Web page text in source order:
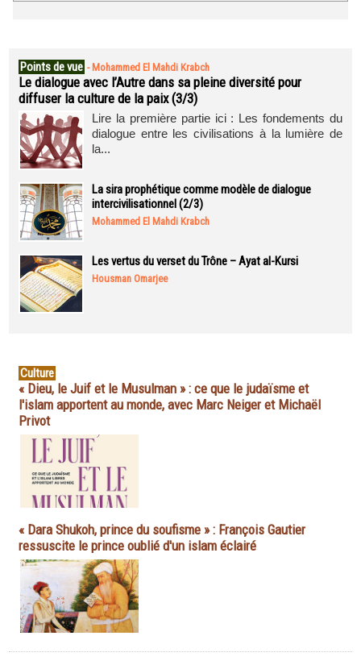
Points de vue - Mohammed El Mahdi Krabch
Le dialogue avec l’Autre dans sa pleine diversité pour
diffuser la culture de la paix (3/3)
Lire la première partie ici : Les fondements du
dialogue entre les civilisations à la lumière de
la...
La sira prophétique comme modèle de dialogue
intercivilisationnel (2/3)
Mohammed El Mahdi Krabch
Les vertus du verset du Trône – Ayat al-Kursi
Housman Omarjee
Culture
« Dieu, le Juif et le Musulman » : ce que le judaïsme et
l'islam apportent au monde, avec Marc Neiger et Michaël
Privot
« Dara Shukoh, prince du soufisme » : François Gautier
ressuscite le prince oublié d'un islam éclairé